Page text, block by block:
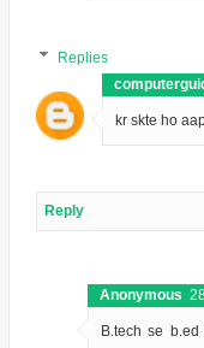
Replies
kr skte ho
Reply
Anonymous
B.tech se